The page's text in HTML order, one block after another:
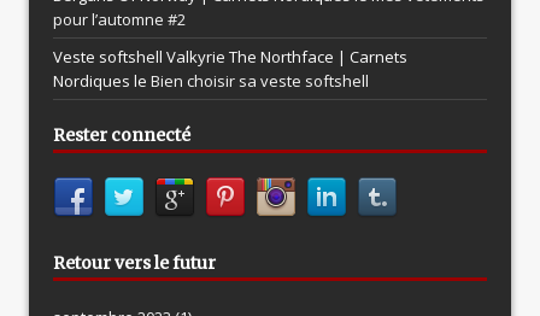
pour l’automne #2
Veste softshell Valkyrie The Northface | Carnets
Nordiques le Bien choisir sa veste softshell
Rester connecté
Retour vers le futur